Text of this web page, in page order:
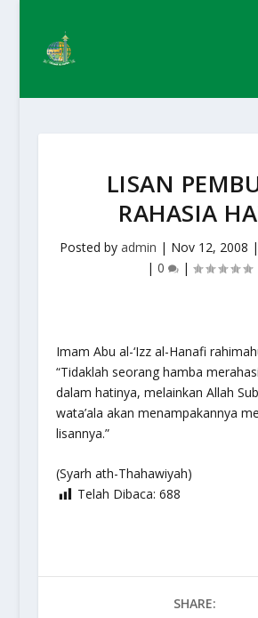
LISAN
RAHASIA
Posted by admin | Nov 12, 2008 |
| 0 |
Imam Abu al-‘Izz al-Hanafi
“Tidaklah seorang hamba
dalam hatinya, melainkan Allah
wata’ala akan menampakannya
lisannya.”
(Syarh ath-Thahawiyah)
Telah Dibaca: 688
SHARE: